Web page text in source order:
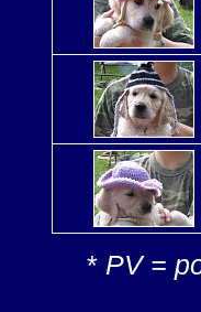
* PV =